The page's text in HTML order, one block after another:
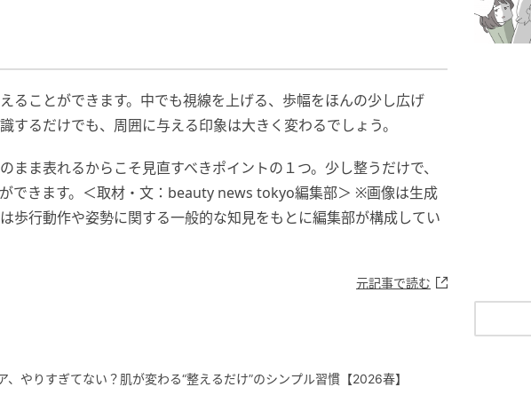
ることができます。中でも視線を上げる、歩幅をほんの少し広げ
するだけでも、周囲に与える印象は大きく変わるでしょう。
まま表れるからこそ見直すべきポイントの１つ。少し整うだけで、
できます。＜取材・文：beauty news tokyo編集部＞ ※画像は生成
歩行動作や姿勢に関する一般的な知見をもとに編集部が構成してい
元記事で読む
、やりすぎてない？肌が変わる“整えるだけ”のシンプル習慣【2026春】